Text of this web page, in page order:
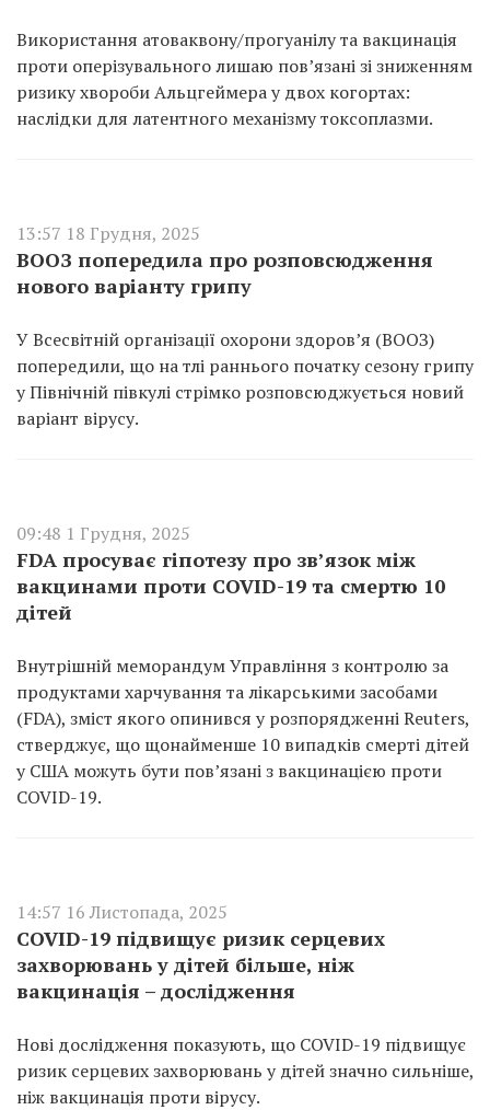
Використання атоваквону/прогуанілу та вакцинація
проти оперізувального лишаю пов’язані зі зниженням
ризику хвороби Альцгеймера у двох когортах:
наслідки для латентного механізму токсоплазми.
13:57 18 Грудня, 2025
ВООЗ попередила про розповсюдження
нового варіанту грипу
У Всесвітній організації охорони здоров’я (ВООЗ)
попередили, що на тлі раннього початку сезону грипу
у Північній півкулі стрімко розповсюджується новий
варіант вірусу.
09:48 1 Грудня, 2025
FDA просуває гіпотезу про зв’язок між
вакцинами проти COVID-19 та смертю 10
дітей
Внутрішній меморандум Управління з контролю за
продуктами харчування та лікарськими засобами
(FDA), зміст якого опинився у розпорядженні Reuters,
стверджує, що щонайменше 10 випадків смерті дітей
у США можуть бути пов’язані з вакцинацією проти
COVID-19.
14:57 16 Листопада, 2025
COVID-19 підвищує ризик серцевих
захворювань у дітей більше, ніж
вакцинація – дослідження
Нові дослідження показують, що COVID-19 підвищує
ризик серцевих захворювань у дітей значно сильніше,
ніж вакцинація проти вірусу.